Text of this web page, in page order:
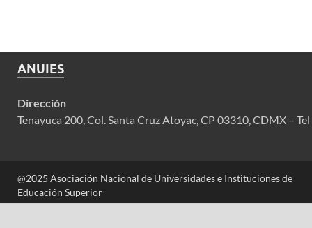
ANUIES
Dirección
Tenayuca 200, Col. Santa Cruz Atoyac, CP 03310, CDMX –
@2025 Asociación Nacional de Universidades e Instituciones de
Educación Superior